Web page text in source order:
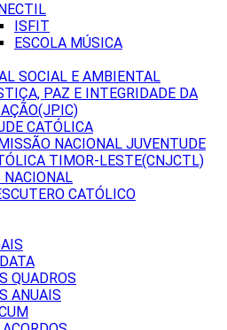
ISFIT
ESCOLA MÚSICA
SOCIAL E AMBIENTAL
PAZ E INTEGRIDADE DA
CATÓLICA
NACIONAL JUVENTUDE
TIMOR-LESTE(CNJCTL)
NACIONAL
CATÓLICO
QUADROS
ANUAIS